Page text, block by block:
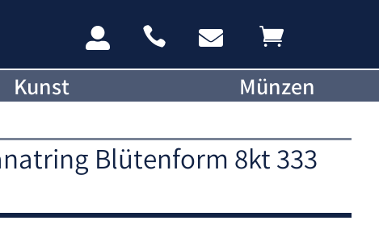
   
Kunst Münzen
Blütenform 8kt 333